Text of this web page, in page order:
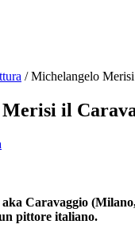
/Michelangelo
il
Caravaggio
pittore italiano.